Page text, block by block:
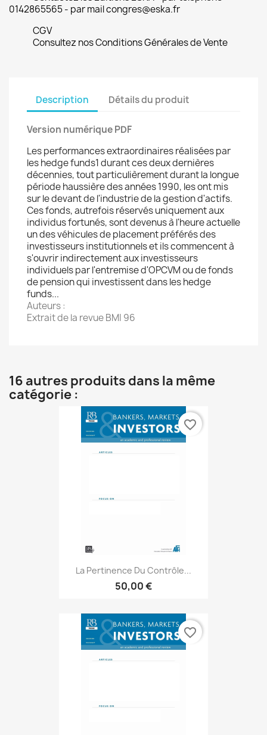
0142865565 - par mail congres@eska.fr
CGV
Consultez nos Conditions Générales de Vente
Description Détails du produit
Version numérique PDF
Les performances extraordinaires réalisées par
les hedge funds1 durant ces deux dernières
décennies, tout particulièrement durant la longue
période haussière des années 1990, les ont mis
sur le devant de l'industrie de la gestion d'actifs.
Ces fonds, autrefois réservés uniquement aux
individus fortunés, sont devenus à l'heure actuelle
un des véhicules de placement préférés des
investisseurs institutionnels et ils commencent à
s'ouvrir indirectement aux investisseurs
individuels par l'entremise d'OPCVM ou de fonds
de pension qui investissent dans les hedge
funds...
Auteurs :
Extrait de la revue BMI 96
16 autres produits dans la même
catégorie :
La Pertinence Du Contrôle...
50,00 €
favorite_border
favorite_border